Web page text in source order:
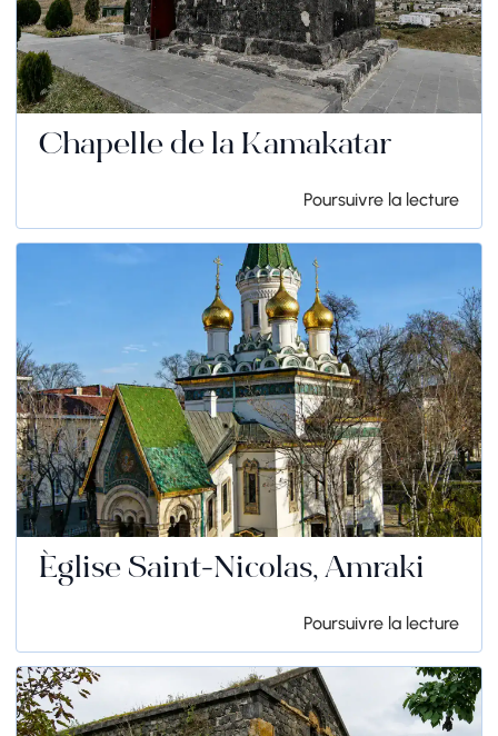
Chapelle de la Kamakatar
Poursuivre la lecture
Église Saint-Nicolas, Amraki
Poursuivre la lecture